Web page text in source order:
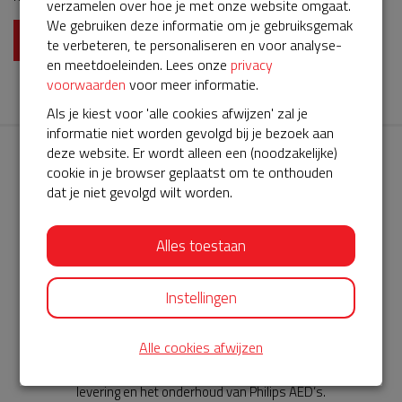
Lees meer
AED360-ProCardio
ServiceBuurtAED wordt aangeboden door de Hartstichting en
AED360-ProCardio. Net als bij BuurtAED is AED360-ProCardio
de leverancier van het servicepakket en ontzorgen zij jou de
levering en het onderhoud van Philips AED’s.
verzamelen over hoe je met onze website omgaat.
We gebruiken deze informatie om je gebruiksgemak
te verbeteren, te personaliseren en voor analyse-
en meetdoeleinden. Lees onze privacy
voorwaarden voor meer informatie.
Als je kiest voor 'alle cookies afwijzen' zal je
informatie niet worden gevolgd bij je bezoek aan
deze website. Er wordt alleen een (noodzakelijke)
cookie in je browser geplaatst om te onthouden
dat je niet gevolgd wilt worden.
Alles toestaan
Instellingen
Alle cookies afwijzen